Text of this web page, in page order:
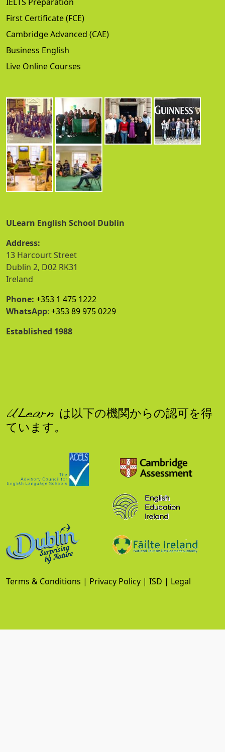
First Certificate (FCE)
Cambridge Advanced (CAE)
Business English
Live Online Courses
ULearn English School Dublin
Address:
13 Harcourt Street
Dublin 2, D02 RK31
Ireland
Phone: +353 1 475 1222
WhatsApp: +353 89 975 0229
Established 1988
ULearn は以下の機関からの認可を得
ています。
Terms & Conditions | Privacy Policy | ISD | Legal